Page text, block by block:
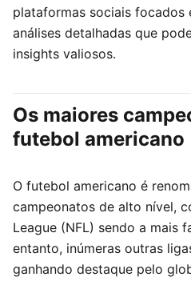
plataformas sociais focados
análises detalhadas que
insights valiosos.
Os maiores
futebol americano
O futebol americano é
campeonatos de alto nível,
League (NFL) sendo a mais
entanto, inúmeras outras
ganhando destaque pelo